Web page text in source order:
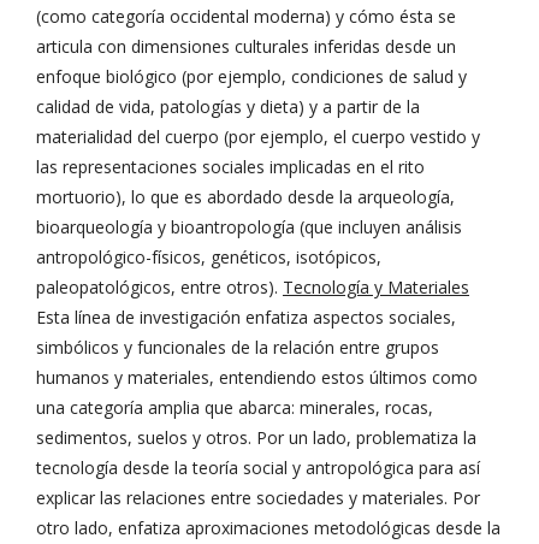
(como categoría occidental moderna) y cómo ésta se
articula con dimensiones culturales inferidas desde un
enfoque biológico (por ejemplo, condiciones de salud y
calidad de vida, patologías y dieta) y a partir de la
materialidad del cuerpo (por ejemplo, el cuerpo vestido y
las representaciones sociales implicadas en el rito
mortuorio), lo que es abordado desde la arqueología,
bioarqueología y bioantropología (que incluyen análisis
antropológico-físicos, genéticos, isotópicos,
paleopatológicos, entre otros). Tecnología y Materiales
Esta línea de investigación enfatiza aspectos sociales,
simbólicos y funcionales de la relación entre grupos
humanos y materiales, entendiendo estos últimos como
una categoría amplia que abarca: minerales, rocas,
sedimentos, suelos y otros. Por un lado, problematiza la
tecnología desde la teoría social y antropológica para así
explicar las relaciones entre sociedades y materiales. Por
otro lado, enfatiza aproximaciones metodológicas desde la